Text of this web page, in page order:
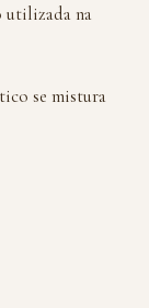
utilizada na
se mistura